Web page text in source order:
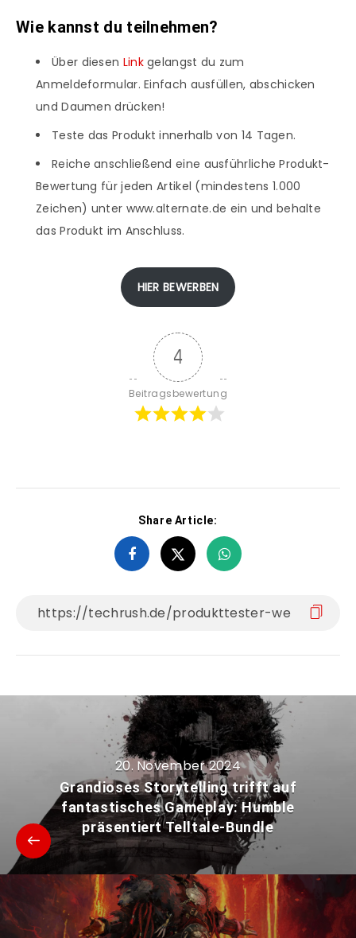
Wie kannst du teilnehmen?
Über diesen Linkgelangst du zum
Anmeldeformular. Einfach ausfüllen, abschicken
und Daumen drücken!
Teste das Produkt innerhalb von 14 Tagen.
Reiche anschließend eine ausführliche Produkt-
Bewertung für jeden Artikel (mindestens 1.000
Zeichen) unter www.alternate.de ein und behalte
das Produkt im Anschluss.
HIER BEWERBEN
4
Beitragsbewertung
Share Article:
20. November 2024
Grandioses Storytelling trifft auf
fantastisches Gameplay: Humble
präsentiert Telltale-Bundle